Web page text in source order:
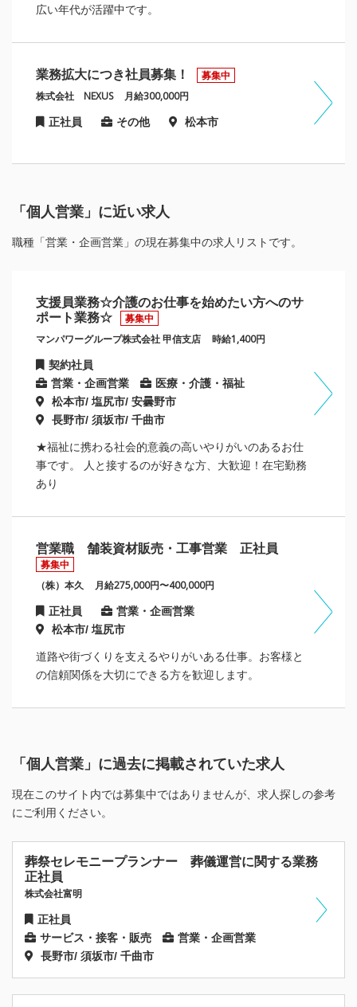
広い年代が活躍中です。
業務拡大につき社員募集！ 募集中
株式会社 NEXUS 月給300,000円
正社員 その他 松本市
「個人営業」に近い求人
職種「営業・企画営業」の現在募集中の求人リストです。
支援員業務☆介護のお仕事を始めたい方へのサ
ポート業務☆
募集中
マンパワーグループ株式会社 甲信支店 時給1,400円
契約社員
営業・企画営業
医療・介護・福祉
松本市/ 塩尻市/ 安曇野市
長野市/ 須坂市/ 千曲市
★福祉に携わる社会的意義の高いやりがいのあるお仕
事です。 人と接するのが好きな方、大歓迎！在宅勤務
あり
営業職 舗装資材販売・工事営業 正社員
募集中
（株）本久 月給275,000円〜400,000円
正社員
営業・企画営業
松本市/ 塩尻市
道路や街づくりを支えるやりがいある仕事。お客様と
の信頼関係を大切にできる方を歓迎します。
「個人営業」に過去に掲載されていた求人
現在このサイト内では募集中ではありませんが、求人探しの参考
にご利用ください。
葬祭セレモニープランナー 葬儀運営に関する業務
正社員
株式会社富明
正社員
サービス・接客・販売
営業・企画営業
長野市/ 須坂市/ 千曲市